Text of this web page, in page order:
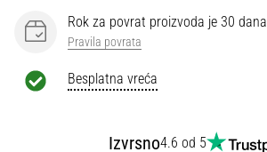
članke
Rok za povrat proizvoda je 30 dana
Pravila povrata
Besplatna vreća
Izvrsno4.6 od 5